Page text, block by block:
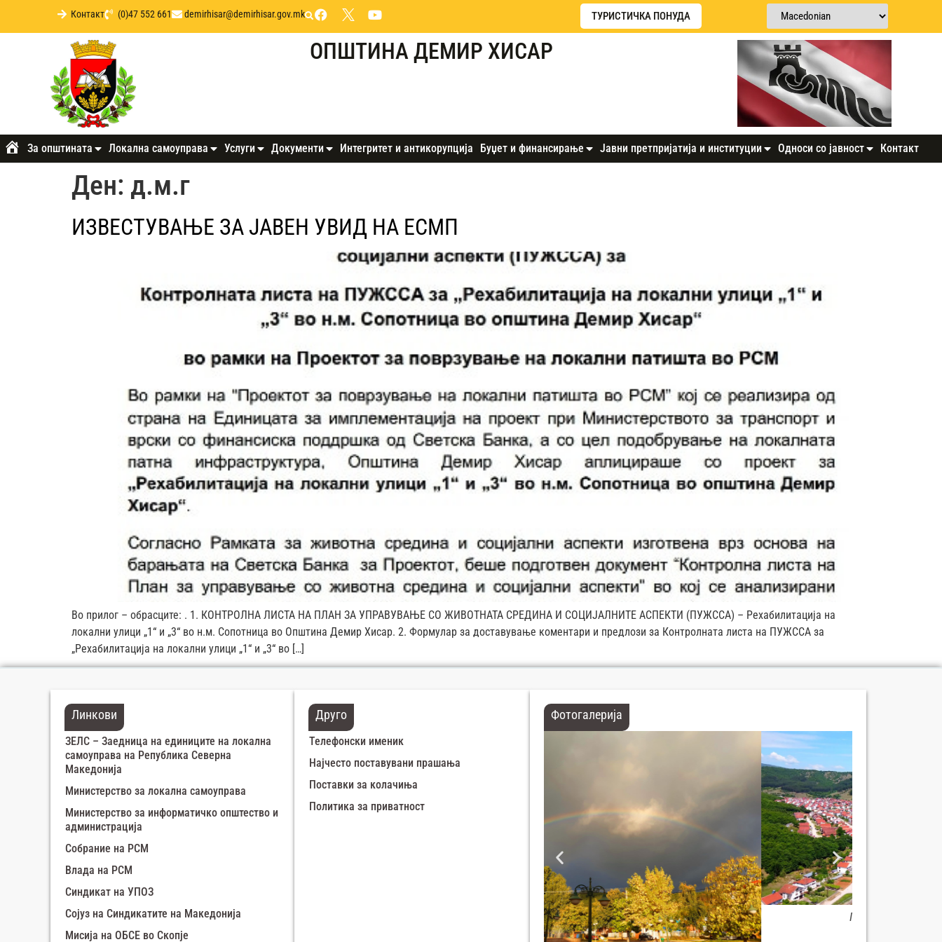
Контакт (0)47 552 661 demirhisar@demirhisar.gov.mk ТУРИСТИЧКА ПОНУДА
ОПШТИНА ДЕМИР ХИСАР
ПочетнаЗа општината Локална самоуправа Услуги Документи Интегритет и антикорупција Буџет и финансирање Јавни претпријатија и институции Односи со јавност Контакт
Ден: д.м.г
ИЗВЕСТУВАЊЕ ЗА ЈАВЕН УВИД НА ЕСМП
Во прилог – обрaсците: . 1. КОНТРОЛНА ЛИСТА НА ПЛАН ЗА УПРАВУВАЊЕ СО ЖИВОТНАТА СРЕДИНА И СОЦИЈАЛНИТЕ АСПЕКТИ (ПУЖССА) – Рехабилитација на
локални улици „1“ и „3“ во н.м. Сопотница во Oпштина Демир Хисар. 2. Формулар за доставување коментари и предлози за Контролната листа на ПУЖССА за
„Рехабилитација на локални улици „1“ и „3“ во […]
Линкови
ЗЕЛС – Заедница на единиците на локална
самоуправа на Република Северна
Македонија
Министерство за локална самоуправа
Министерство за информатичко општество и
администрација
Собрание на РСМ
Влада на РСМ
Синдикат на УПОЗ
Сојуз на Синдикатите на Македонија
Мисија на ОБСЕ во Скопје
Друго
Телефонски именик
Најчесто поставувани прашања
Поставки за колачиња
Политика за приватност
Фотогалерија
Панорама град Демир Хисар